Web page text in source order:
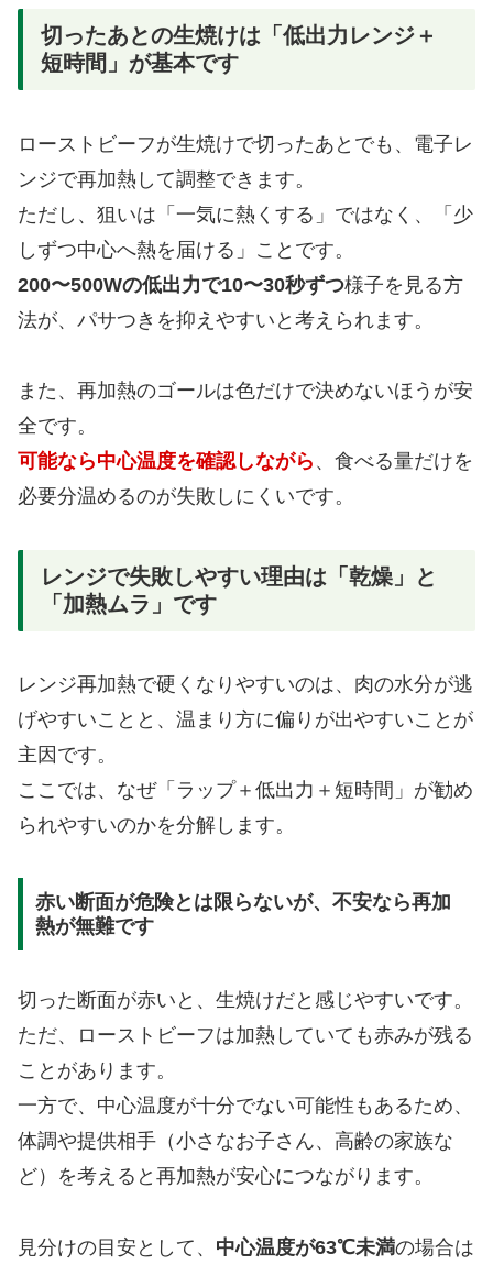
切ったあとの生焼けは「低出力レンジ＋
短時間」が基本です
ローストビーフが生焼けで切ったあとでも、電子レ
ンジで再加熱して調整できます。
ただし、狙いは「一気に熱くする」ではなく、「少
しずつ中心へ熱を届ける」ことです。
200〜500Wの低出力で10〜30秒ずつ様子を見る方
法が、パサつきを抑えやすいと考えられます。
また、再加熱のゴールは色だけで決めないほうが安
全です。
可能なら中心温度を確認しながら 、食べる量だけを
必要分温めるのが失敗しにくいです。
レンジで失敗しやすい理由は「乾燥」と
「加熱ムラ」です
レンジ再加熱で硬くなりやすいのは、肉の水分が逃
げやすいことと、温まり方に偏りが出やすいことが
主因です。
ここでは、なぜ「ラップ＋低出力＋短時間」が勧め
られやすいのかを分解します。
赤い断面が危険とは限らないが、不安なら再加
熱が無難です
切った断面が赤いと、生焼けだと感じやすいです。
ただ、ローストビーフは加熱していても赤みが残る
ことがあります。
一方で、中心温度が十分でない可能性もあるため、
体調や提供相手（小さなお子さん、高齢の家族な
ど）を考えると再加熱が安心につながります。
見分けの目安として、 中心温度が63℃未満の場合は